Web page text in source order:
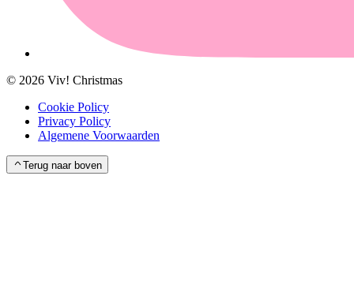
© 2026 Viv! Christmas
Cookie Policy
Privacy Policy
Algemene Voorwaarden
Terug naar boven